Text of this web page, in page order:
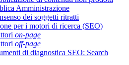
Amministrazione
dei soggetti ritratti
per i motori di ricerca (SEO)
on-page
off-page
di diagnostica SEO: Search